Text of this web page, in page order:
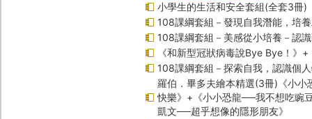
小學生的生活和安全套組(全套3冊)
108課綱套組－發現自我潛能，培
108課綱套組－美感從小培養－認
《和新型冠狀病毒說Bye Bye！》
108課綱套組－探索自我，認識個
羅伯．畢多夫繪本精選(3冊)《小
快樂》+《小小恐龍──我不想吃豌
凱文──超乎想像的隱形朋友》